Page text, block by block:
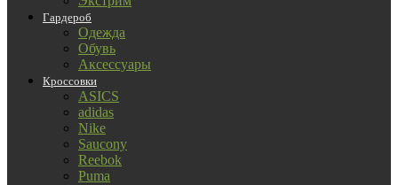
Гардероб
Одежда
Обувь
Аксессуары
Кроссовки
ASICS
adidas
Nike
Saucony
Reebok
Puma